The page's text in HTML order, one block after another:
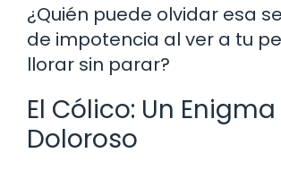
¿Quién puede olvidar esa
de impotencia al ver a tu
llorar sin parar?
El Cólico: Un Enigma
Doloroso